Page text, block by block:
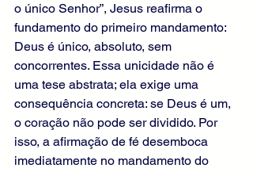
o único Senhor”, Jesus reafirma o
fundamento do primeiro mandamento:
Deus é único, absoluto, sem
concorrentes. Essa unicidade não é
uma tese abstrata; ela exige uma
consequência concreta: se Deus é um,
o coração não pode ser dividido. Por
isso, a afirmação de fé desemboca
imediatamente no mandamento do